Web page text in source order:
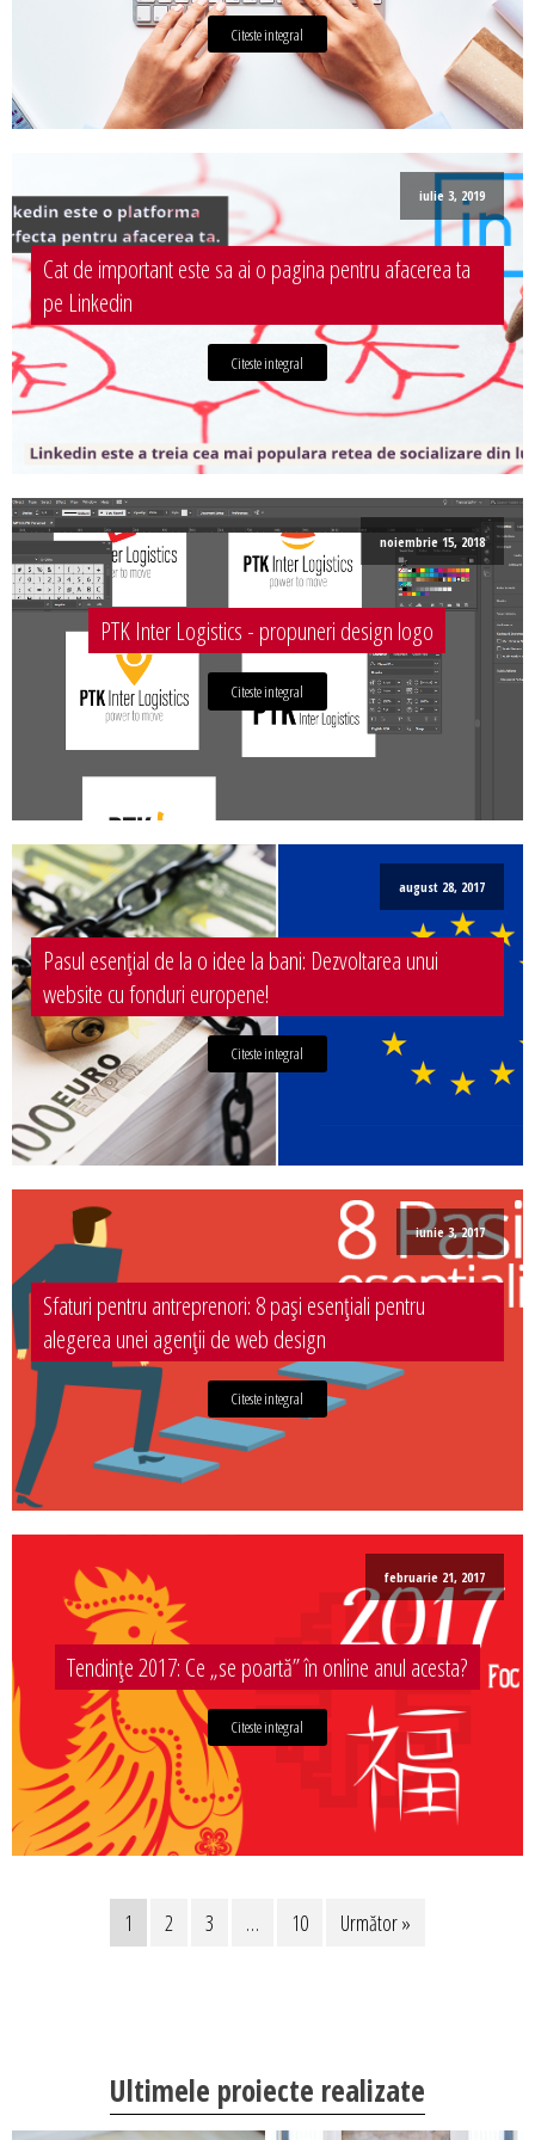
Citeste integral
iulie 3, 2019
Cat de important este sa ai o pagina pentru afacerea ta
pe Linkedin
Citeste integral
noiembrie 15, 2018
PTK Inter Logistics - propuneri design logo
Citeste integral
august 28, 2017
Pasul esențial de la o idee la bani: Dezvoltarea unui
website cu fonduri europene!
Citeste integral
iunie 3, 2017
Sfaturi pentru antreprenori: 8 pași esențiali pentru
alegerea unei agenții de web design
Citeste integral
februarie 21, 2017
Tendințe 2017: Ce „se poartă” în online anul acesta?
Citeste integral
1 2 3 … 10 Următor »
Ultimele proiecte realizate